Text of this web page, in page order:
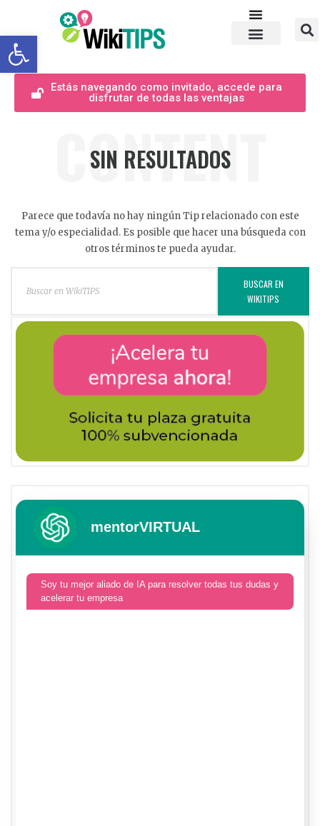
Abrir barra de herramientas
Estás navegando como invitado, accede para
disfrutar de todas las ventajas
CONTENT
SIN RESULTADOS
Parece que todavía no hay ningún Tip relacionado con este
tema y/o especialidad. Es posible que hacer una búsqueda con
otros términos te pueda ayudar.
BUSCAR EN
WIKITIPS
mentorVIRTUAL
Soy tu mejor aliado de IA para resolver todas tus dudas y
acelerar tu empresa